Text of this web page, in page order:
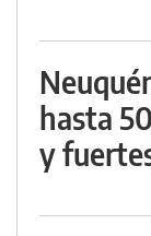
hasta
y